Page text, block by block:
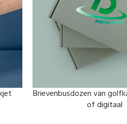
Brievenbusdozen van
of digitaal